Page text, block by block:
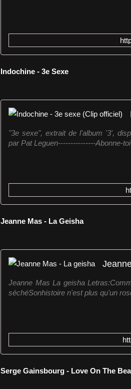
Indochine - 3e Sexe
"3e sexe", extrait de l'album '3',
par Pat Leguen---------------Abonne-
Jeanne Mas - La Geisha
Jeanne Mas La geisha
séchéSonhistoire n'est plus qu'un
Serge Gainsbourg - Love On The